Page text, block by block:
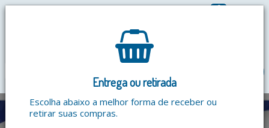
0
Entrega ou retirada
Escolha abaixo a melhor forma de receber ou
retirar suas compras.